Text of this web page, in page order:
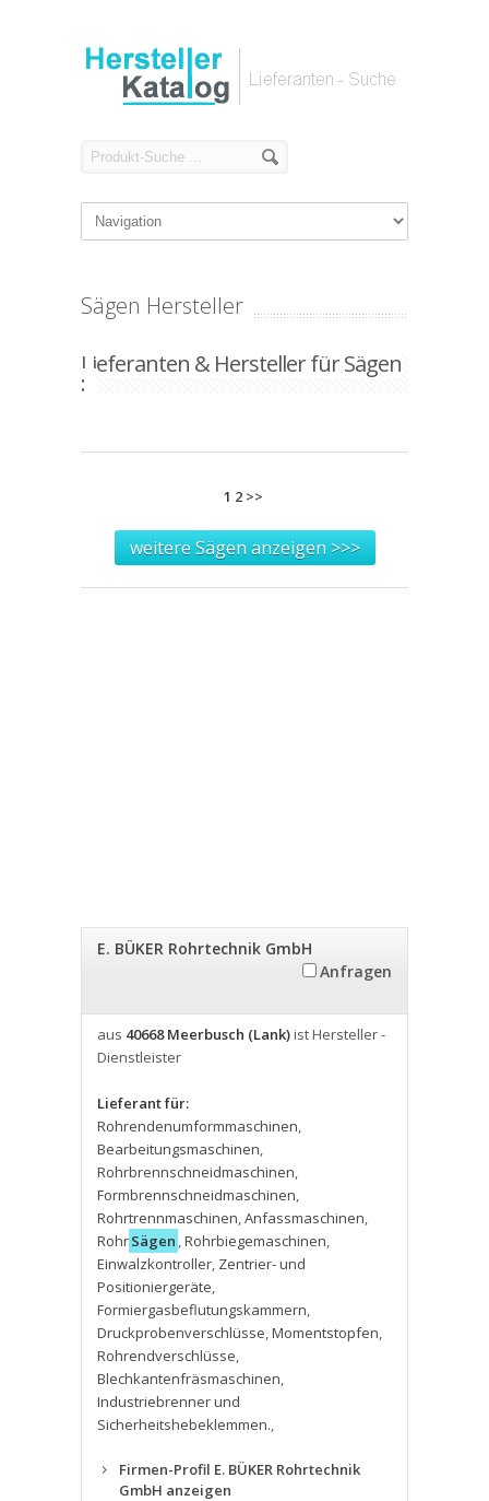
Sägen Hersteller
Lieferanten & Hersteller für Sägen
:
1 2 >>
weitere Sägen anzeigen >>>
E. BÜKER Rohrtechnik GmbH
Anfragen
aus 40668 Meerbusch (Lank)ist Hersteller -
Dienstleister
Lieferant für:
Rohrendenumformmaschinen,
Bearbeitungsmaschinen,
Rohrbrennschneidmaschinen,
Formbrennschneidmaschinen,
Rohrtrennmaschinen,Anfassmaschinen,
RohrSägen ,Rohrbiegemaschinen,
Einwalzkontroller, Zentrier- und
Positioniergeräte,
Formiergasbeflutungskammern,
Druckprobenverschlüsse,Momentstopfen,
Rohrendverschlüsse,
Blechkantenfräsmaschinen,
Industriebrenner und
Sicherheitshebeklemmen.,
Firmen-Profil E. BÜKER Rohrtechnik
GmbH anzeigen